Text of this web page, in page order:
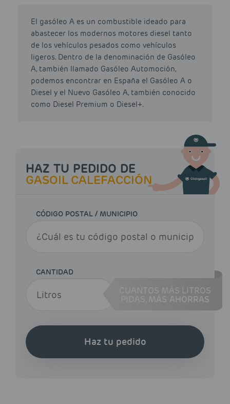
El gasóleo A es un combustible ideado para
abastecer los modernos motores diesel tanto
de los vehículos pesados como vehículos
ligeros. Dentro de la denominación de Gasóleo
A, también llamado Gasóleo Automoción,
podemos encontrar en España el Gasóleo A o
Diesel y el Nuevo Gasóleo A, también conocido
como Diesel Premium o Diesel+.
HAZ TU PEDIDO DE
GASOIL CALEFACCIÓN
CÓDIGO POSTAL / MUNICIPIO
CANTIDAD
CUANTOS MÁS LITROS
MÁS AHORRAS
Haz tu pedido